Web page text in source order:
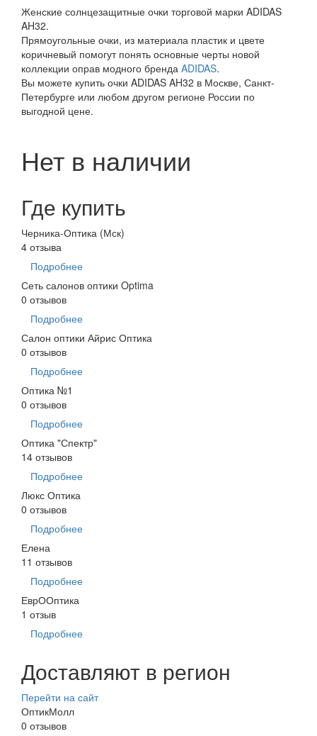
Женские солнцезащитные очки торговой марки ADIDAS
AH32.
Прямоугольные очки, из материала пластик и цвете
коричневый помогут понять основные черты новой
коллекции оправ модного бренда ADIDAS.
Вы можете купить очки ADIDAS AH32 в Москве, Санкт-
Петербурге или любом другом регионе России по
выгодной цене.
Нет в наличии
Где купить
Черника-Оптика (Мск)
4 отзыва
Подробнее
Сеть салонов оптики Optima
0 отзывов
Подробнее
Салон оптики Айрис Оптика
0 отзывов
Подробнее
Оптика №1
0 отзывов
Подробнее
Оптика "Спектр"
14 отзывов
Подробнее
Люкс Оптика
0 отзывов
Подробнее
Елена
11 отзывов
Подробнее
ЕврООптика
1 отзыв
Подробнее
Доставляют в регион
Перейти на сайт
ОптикМолл
0 отзывов